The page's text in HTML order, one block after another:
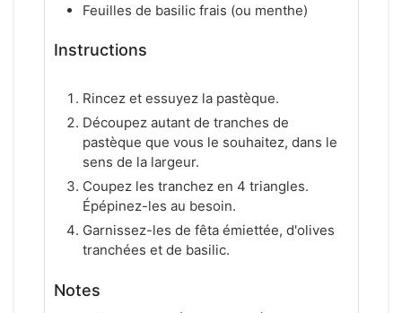
Feuilles de basilic frais (ou menthe)
Instructions
Rincez et essuyez la pastèque.
Découpez autant de tranches de
pastèque que vous le souhaitez, dans le
sens de la largeur.
Coupez les tranchez en 4 triangles.
Épépinez-les au besoin.
Garnissez-les de fêta émiettée, d'olives
tranchées et de basilic.
Notes